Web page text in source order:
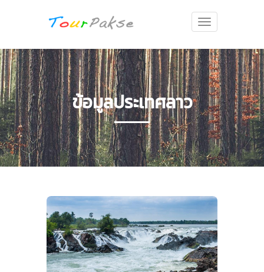
Toggle
navigation
ข้อมูลประเทศลาว